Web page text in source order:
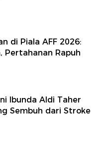
di Piala AFF 2026:
Pertahanan Rapuh
Ibunda Aldi Taher
Sembuh dari Stroke